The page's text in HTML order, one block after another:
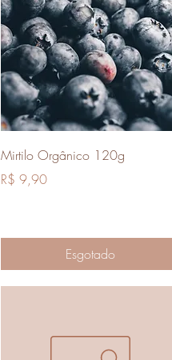
Visualização rápida
Mirtilo Orgânico 120g
Preço
R$ 9,90
Esgotado